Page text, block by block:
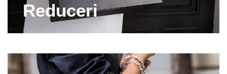
Reduceri